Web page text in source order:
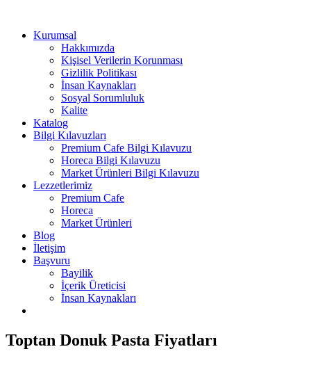
Kurumsal
Hakkımızda
Kişisel Verilerin Korunması
Gizlilik Politikası
İnsan Kaynakları
Sosyal Sorumluluk
Kalite
Katalog
Bilgi Kılavuzları
Premium Cafe Bilgi Kılavuzu
Horeca Bilgi Kılavuzu
Market Ürünleri Bilgi Kılavuzu
Lezzetlerimiz
Premium Cafe
Horeca
Market Ürünleri
Blog
İletişim
Başvuru
Bayilik
İçerik Üreticisi
İnsan Kaynakları
Toptan Donuk Pasta Fiyatları